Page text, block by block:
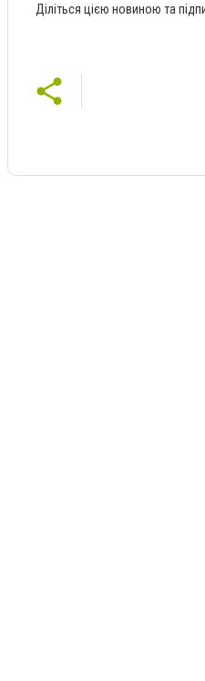
Діліться цією новиною та